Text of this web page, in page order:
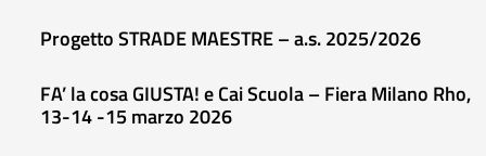
Progetto STRADE MAESTRE – a.s. 2025/2026
FA’ la cosa GIUSTA! e Cai Scuola – Fiera Milano Rho,
13-14 -15 marzo 2026